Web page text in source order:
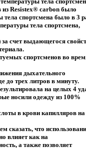
Resistex® carbon было
тела спортсмена было в 3
тела спортсмена,
счет выдающегося
спортсменов во
дыхательного
до трех литров в минуту.
на целых 4
носили одежду из 100%
в крови капилляров на
сказать, что
влияет как на
а также позволяет